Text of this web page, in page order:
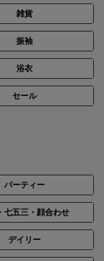
身長：150cm
雑貨
振袖
浴衣
セール
パーティー
七五三・顔合わせ
デイリー